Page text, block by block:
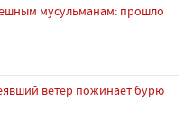
мусульманам: прошло
ветер пожинает бурю